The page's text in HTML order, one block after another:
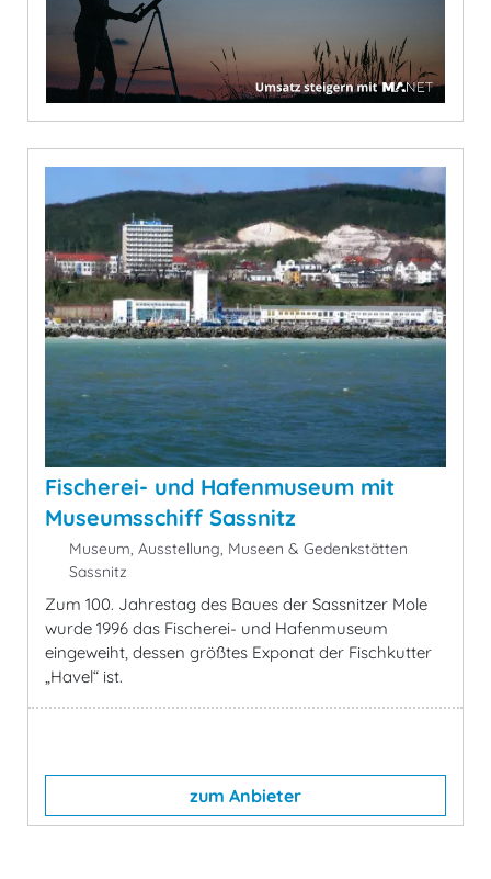
Fischerei- und Hafenmuseum mit
Museumsschiff Sassnitz
Museum, Ausstellung, Museen & Gedenkstätten
Sassnitz
Zum 100. Jahrestag des Baues der Sassnitzer Mole
wurde 1996 das Fischerei- und Hafenmuseum
eingeweiht, dessen größtes Exponat der Fischkutter
„Havel“ ist.
zum Anbieter